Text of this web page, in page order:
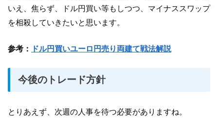
いえ、焦らず、ドル円買い等もしつつ、マイナススワップ
を相殺していきたいと思います。
参考： ドル円買いユーロ円売り両建て戦法解説
今後のトレード方針
とりあえず、次週の人事を待つ必要がありますね。